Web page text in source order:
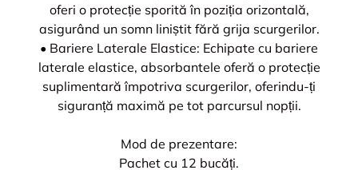
oferi o protecție sporită în poziția orizontală,
asigurând un somn liniștit fără grija scurgerilor.
• Bariere Laterale Elastice: Echipate cu bariere
laterale elastice, absorbantele oferă o protecție
suplimentară împotriva scurgerilor, oferindu-ți
siguranță maximă pe tot parcursul nopții.
Mod de prezentare:
Pachet cu 12 bucăți.